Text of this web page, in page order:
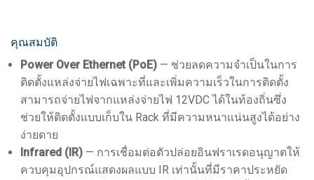
คุณสมบัติ
Power Over Ethernet (PoE) — ช่วยลดความจำเป็นในการ
ติดตั้งแหล่งจ่ายไฟเฉพาะที่และเพิ่มความเร็วในการติดตั้ง
สามารถจ่ายไฟจากแหล่งจ่ายไฟ 12VDC ได้ในท้องถิ่นซึ่ง
ช่วยให้ติดตั้งแบบเก็บใน Rack ที่มีความหนาแน่นสูงได้อย่าง
ง่ายดาย
Infrared (IR) — การเชื่อมต่อตัวปล่อยอินฟราเรดอนุญาตให้
ควบคุมอุปกรณ์แสดงผลแบบ IR เท่านั้นที่มีราคาประหยัด